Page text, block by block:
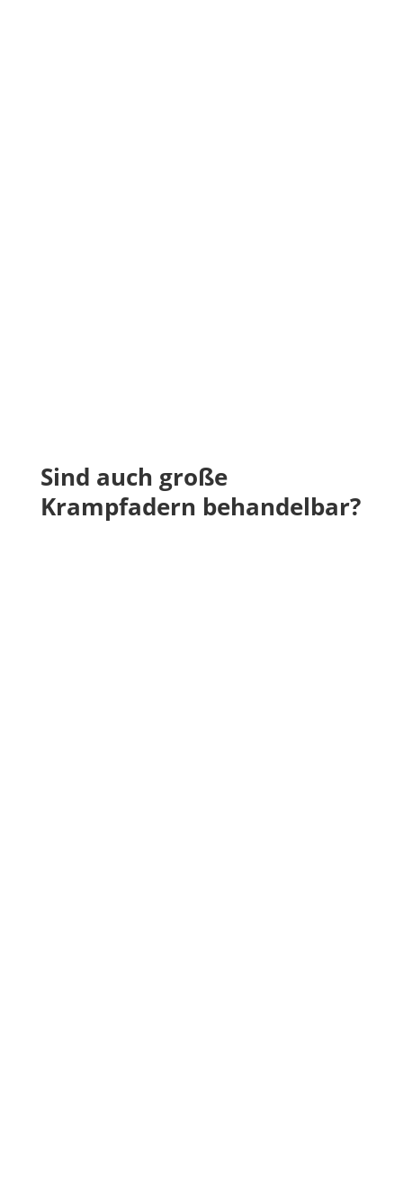
Sind auch große
Krampfadern behandelbar?